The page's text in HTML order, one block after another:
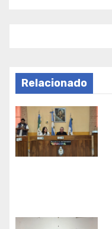
Relacionado